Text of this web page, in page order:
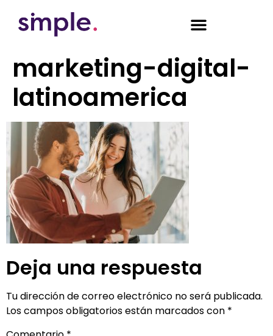
marketing-digital-
latinoamerica
Deja una respuesta
Tu dirección de correo electrónico no será publicada.
Los campos obligatorios están marcados con *